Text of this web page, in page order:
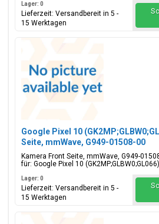
Lager: 0
Lieferzeit: Versandbereit in 5 -
15 Werktagen
Google Pixel 10
Seite, mmWave, G949-01508-00
Kamera Front Seite, mmWave, G949-
für: Google Pixel 10 (GK2MP;GLBW0;GL066)
Lager: 0
Lieferzeit: Versandbereit in 5 -
15 Werktagen